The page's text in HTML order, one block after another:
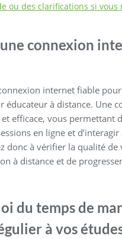
ou des clarifications si
connexion
internet fiable
à distance. Une
efficace, vous permettant
en ligne et
donc à vérifier la qualité
à distance et de
du temps de
à vos